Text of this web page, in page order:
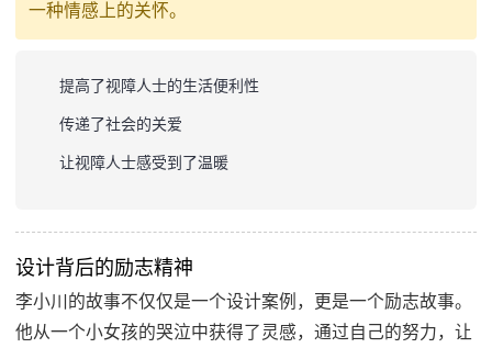
一种情感上的关怀。
提高了视障人士的生活便利性
传递了社会的关爱
让视障人士感受到了温暖
设计背后的励志精神
李小川的故事不仅仅是一个设计案例，更是一个励志故事。
他从一个小女孩的哭泣中获得了灵感，通过自己的努力，让